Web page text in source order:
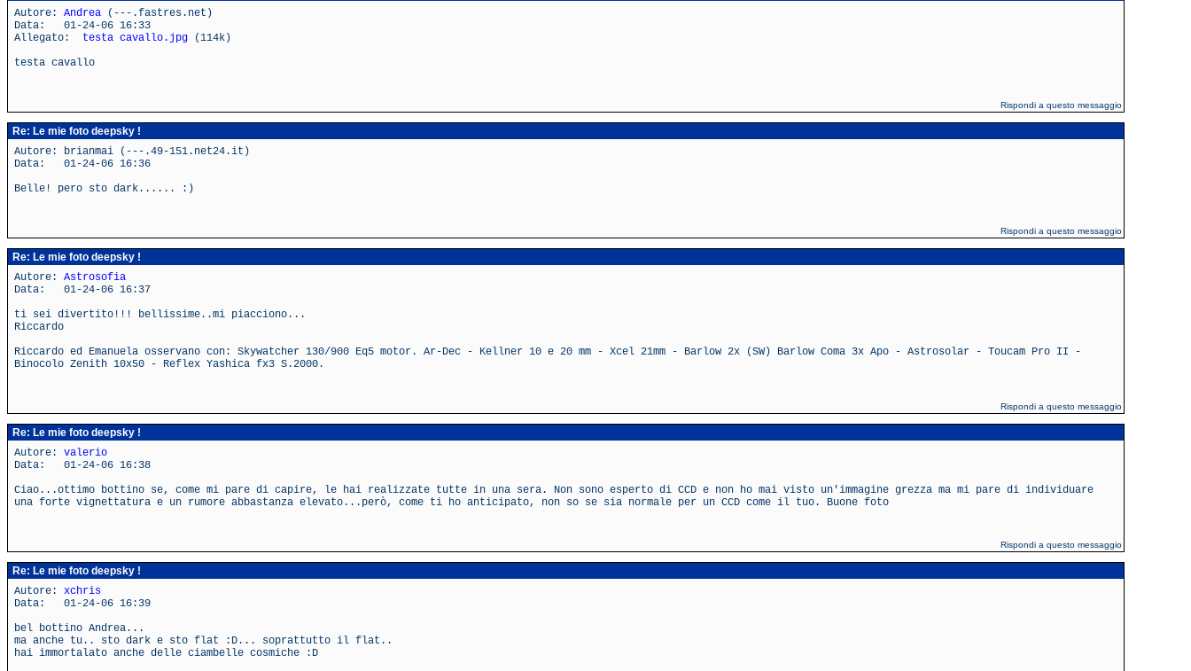
Autore: Andrea (---.fastres.net)
Data: 01-24-06 16:33
Allegato: testa cavallo.jpg (114k)
testa cavallo
Rispondi a questo messaggio
Re: Le mie foto deepsky !
Autore: brianmai (---.49-151.net24.it)
Data: 01-24-06 16:36
Belle! pero sto dark...... :)
Rispondi a questo messaggio
Re: Le mie foto deepsky !
Autore: Astrosofia
Data: 01-24-06 16:37
ti sei divertito!!! bellissime..mi piacciono...
Riccardo
Riccardo ed Emanuela osservano con: Skywatcher 130/900 Eq5 motor. Ar-Dec - Kellner 10 e 20 mm - Xcel 21mm - Barlow 2x (SW) Barlow Coma 3x Apo - Astrosolar - Toucam Pro II -
Binocolo Zenith 10x50 - Reflex Yashica fx3 S.2000.
Rispondi a questo messaggio
Re: Le mie foto deepsky !
Autore: valerio
Data: 01-24-06 16:38
Ciao...ottimo bottino se, come mi pare di capire, le hai realizzate tutte in una sera. Non sono esperto di CCD e non ho mai visto un'immagine grezza ma mi pare di individuare
una forte vignettatura e un rumore abbastanza elevato...però, come ti ho anticipato, non so se sia normale per un CCD come il tuo. Buone foto
Rispondi a questo messaggio
Re: Le mie foto deepsky !
Autore: xchris
Data: 01-24-06 16:39
bel bottino Andrea...
ma anche tu.. sto dark e sto flat :D... soprattutto il flat..
hai immortalato anche delle ciambelle cosmiche :D